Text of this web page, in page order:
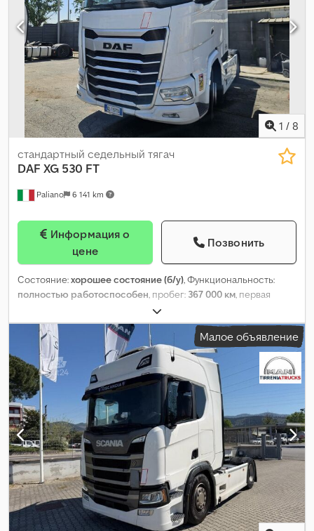
1 / 8
Paliano 6 141 km
стандартный седельный тягач
DAF XG 530 FT
цене
Позвонить
Состояние:хорошее состояние (б/у), Функциональность:
полностью работоспособен, пробег: 367 000 км, первая
, тип топлива:
315/80 R22,5, конфигурация осей:4x2, колесная база:4 000 мм,
топливо:дизель , кабина водителя: спальный отсек (кабина),
тип передачи:
автоматический , класс выбросов: Евро 6,
подвеска:сталь-воздух , Год выпуска: 2023
Малое объявление